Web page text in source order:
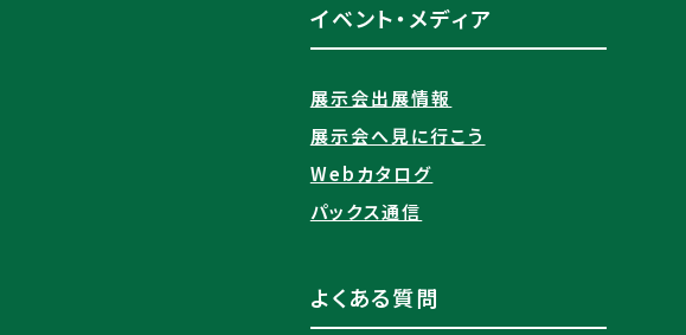
イベント・メディア
展示会出展情報
展示会へ見に行こう
Webカタログ
パックス通信
よくある質問